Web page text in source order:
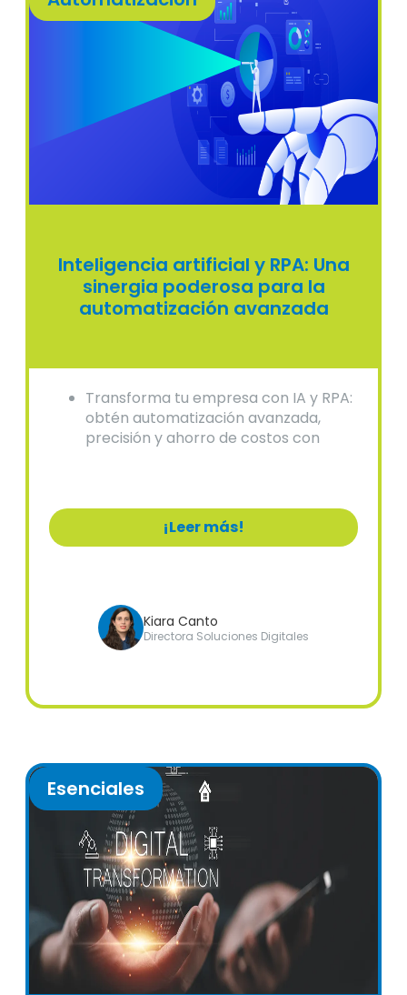
Inteligencia artificial y RPA: Una
sinergia poderosa para la
automatización avanzada
Transforma tu empresa con IA y RPA:
obtén automatización avanzada,
precisión y ahorro de costos con
¡Leer más!
Kiara Canto
Directora Soluciones Digitales
Esenciales